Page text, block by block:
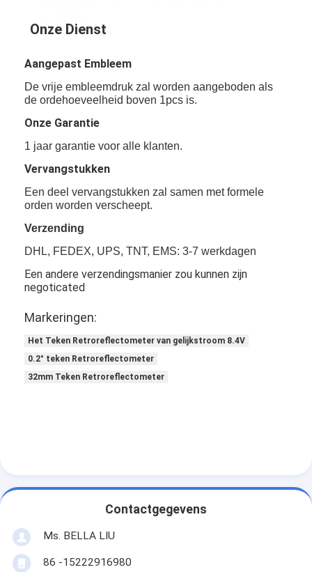
Handbediende Retroreflectometer
Fiets Weerspiegelende Stickers
Weerspiegelende Bandstickers
Auto Weerspiegelende Stickers
Onze Dienst
Aangepast Embleem
De vrije embleemdruk zal worden aangeboden als
de ordehoeveelheid boven 1pcs is.
Onze Garantie
1 jaar garantie voor alle klanten.
Vervangstukken
Een deel vervangstukken zal samen met formele
orden worden verscheept.
Verzending
DHL, FEDEX, UPS, TNT, EMS: 3-7 werkdagen
Een andere verzendingsmanier zou kunnen zijn
negoticated
Markeringen:
Het Teken Retroreflectometer van gelijkstroom 8.4V
0.2° teken Retroreflectometer
32mm Teken Retroreflectometer
Contactgegevens
Ms. BELLA LIU
86 -15222916980